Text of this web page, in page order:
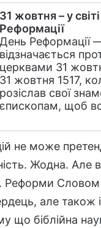
31 жовтня – у
Реформації
День Реформації
відзначається
церквами 31
31 жовтня 1517,
розіслав свої
єпископам, щоб
не може
Жодна. Але
Реформи
але також
що біблійна